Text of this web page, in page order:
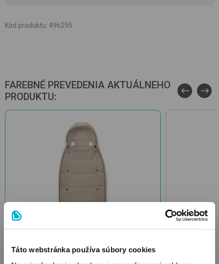
Táto webstránka používa súbory cookies
Kód produktu: 496295
FAREBNÉ PREVEDENIA AKTUÁLNEHO
PRODUKTU: